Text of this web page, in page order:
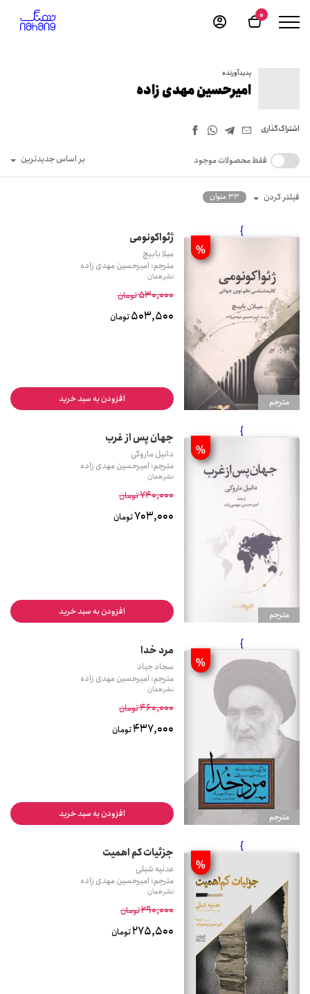
0
پدیدآورنده
امیرحسین مهدی زاده
اشتراک‌گذاری
فقط محصولات موجود بر اساس جدیدترین
فیلتر کردن 33 عنوان
مترجم
}
%
ژئواکونومی
میلا بابیچ
مترجم: امیرحسین مهدی زاده
نشر همان
530,000تومان
503,500تومان
افزودن به سبد خرید
مترجم
}
%
جهان پس از غرب
دانیل ماروکی
مترجم: امیرحسین مهدی زاده
نشر همان
740,000تومان
703,000تومان
افزودن به سبد خرید
مترجم
}
%
مرد خدا
سجاد جیاد
مترجم: امیرحسین مهدی زاده
نشر همان
460,000تومان
437,000تومان
افزودن به سبد خرید
}
%
جزئیات کم اهمیت
عدنیه شبلی
مترجم: امیرحسین مهدی زاده
نشر همان
290,000تومان
275,500تومان